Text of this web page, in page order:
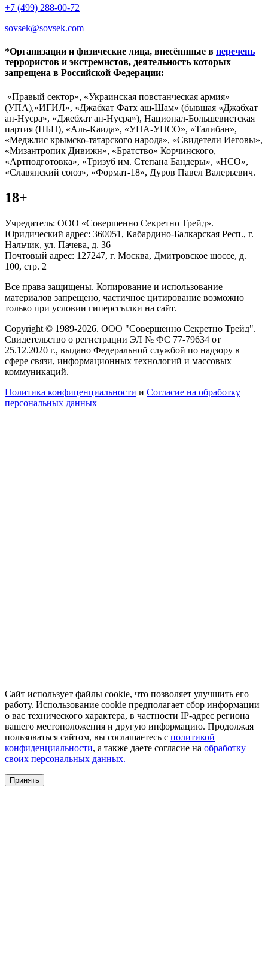
+7 (499) 288-00-72
sovsek@sovsek.com
*Организации и физические лица, внесённные в перечень
террористов и экстремистов, деятельность которых
запрещена в Российской Федерации:
«Правый сектор», «Украинская повстанческая армия»
(УПА),«ИГИЛ», «Джабхат Фатх аш-Шам» (бывшая «Джабхат
ан-Нусра», «Джебхат ан-Нусра»), Национал-Большевистская
партия (НБП), «Аль-Каида», «УНА-УНСО», «Талибан»,
«Меджлис крымско-татарского народа», «Свидетели Иеговы»,
«Мизантропик Дивижн», «Братство» Корчинского,
«Артподготовка», «Тризуб им. Степана Бандеры», «НСО»,
«Славянский союз», «Формат-18», Дуров Павел Валерьевич.
18+
Учредитель: ООО «Совершенно Секретно Трейд».
Юридический адрес: 360051, Кабардино-Балкарская Респ., г.
Нальчик, ул. Пачева, д. 36
Почтовый адрес: 127247, г. Москва, Дмитровское шоссе, д.
100, стр. 2
Все права защищены. Копирование и использование
материалов запрещено, частичное цитирование возможно
только при условии гиперссылки на сайт.
Copyright © 1989-2026. ООО "Совершенно Секретно Трейд".
Свидетельство о регистрации ЭЛ № ФС 77-79634 от
25.12.2020 г., выдано Федеральной службой по надзору в
сфере связи, информационных технологий и массовых
коммуникаций.
Политика конфиценциальности и Согласие на обработку
персональных данных
Сайт использует файлы cookie, что позволяет улучшить его
работу. Использование cookie предполагает сбор информации
о вас технического характера, в частности IP-адрес региона
вашего местоположения и другую информацию. Продолжая
пользоваться сайтом, вы соглашаетесь с политикой
конфиденциальности, а также даете согласие на обработку
своих персональных данных.
Принять